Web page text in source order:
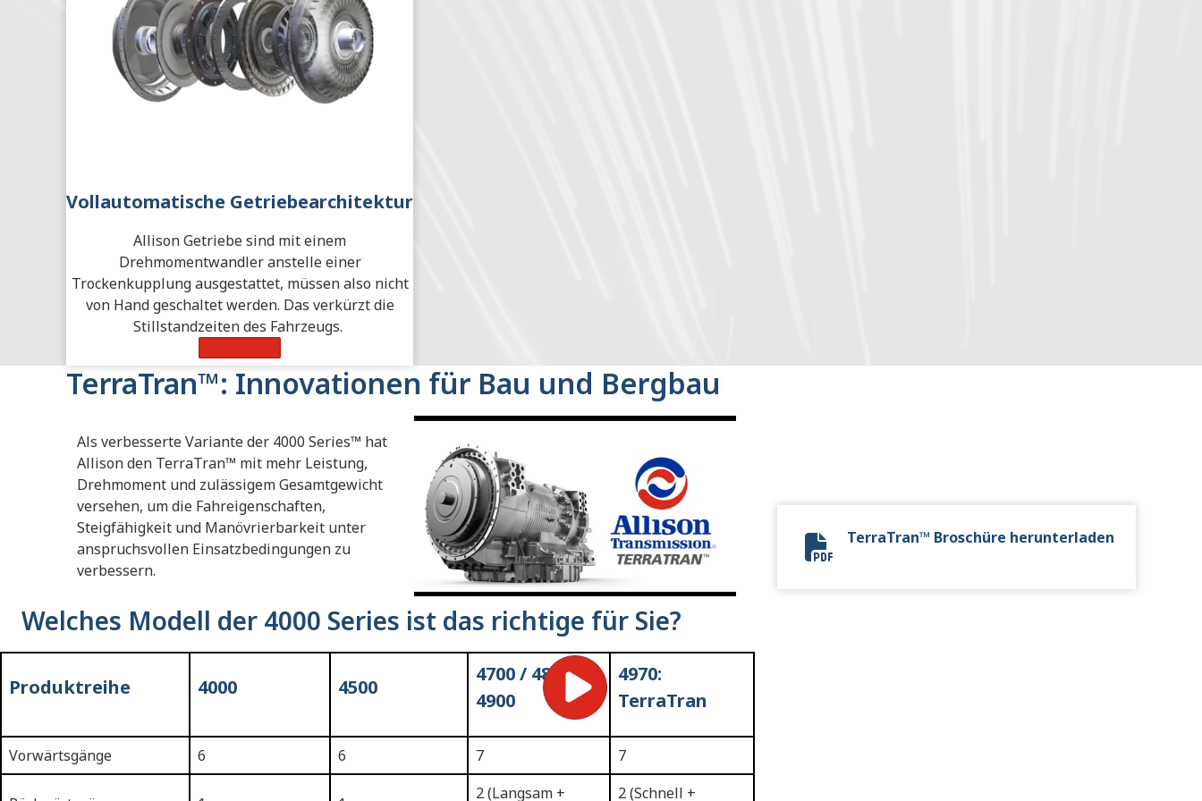
Vollautomatische Getriebearchitektur
Allison Getriebe sind mit einem
Drehmomentwandler anstelle einer
Trockenkupplung ausgestattet, müssen also nicht
von Hand geschaltet werden. Das verkürzt die
Stillstandzeiten des Fahrzeugs.
TerraTran™: Innovationen für Bau und Bergbau
Als verbesserte Variante der 4000 Series™ hat
Allison den TerraTran™ mit mehr Leistung,
Drehmoment und zulässigem Gesamtgewicht
versehen, um die Fahreigenschaften,
Steigfähigkeit und Manövrierbarkeit unter
anspruchsvollen Einsatzbedingungen zu
verbessern.
TerraTran Brochure
TerraTran™ Broschüre herunterladen
Welches Modell der 4000 Series ist das richtige für Sie?
Produktreihe 4000 4500
4700 / 4800 /
4900
4970:
TerraTran
Vorwärtsgänge 6 6 7 7
2 (Langsam + 2 (Schnell +